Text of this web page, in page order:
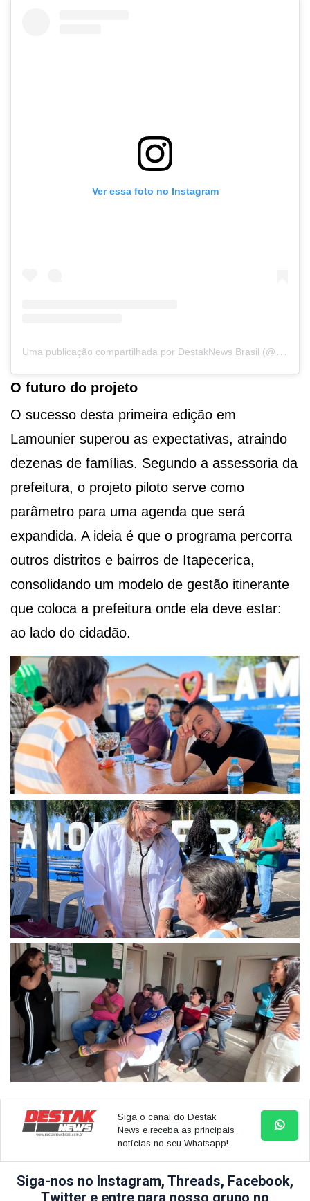
Ver essa foto no Instagram
U
ma publicação compartilhada por DestakNews Brasil (@destaknewsbrasiloficial)
O futuro do projeto
O sucesso desta primeira edição em
Lamounier superou as expectativas, atraindo
dezenas de famílias. Segundo a assessoria da
prefeitura, o projeto piloto serve como
parâmetro para uma agenda que será
expandida. A ideia é que o programa percorra
outros distritos e bairros de Itapecerica,
consolidando um modelo de gestão itinerante
que coloca a prefeitura onde ela deve estar:
ao lado do cidadão.
Siga o canal do Destak
News e receba as principais
notícias no seu Whatsapp!
Siga-nos no Instagram, Threads, Facebook,
Twitter e entre para nosso grupo no